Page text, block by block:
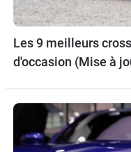
Les 9 meilleurs
d'occasion (Mise à